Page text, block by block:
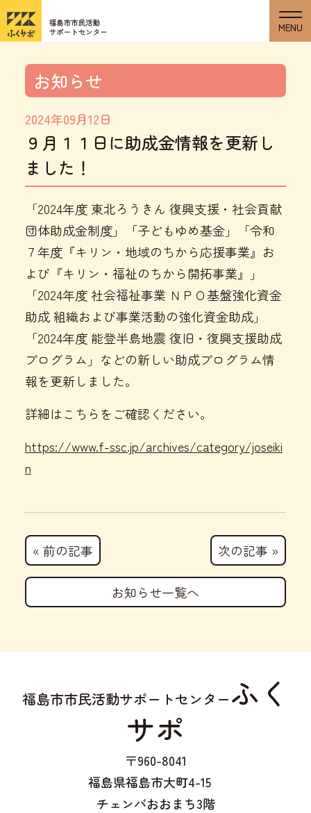
お知らせ
2024年09月12日
９月１１日に助成金情報を更新し
ました！
「2024年度 東北ろうきん 復興支援・社会貢献
団体助成金制度」「子どもゆめ基金」「令和
７年度『キリン・地域のちから応援事業』お
よび『キリン・福祉のちから開拓事業』」
「2024年度 社会福祉事業 ＮＰＯ基盤強化資金
助成 組織および事業活動の強化資金助成」
「2024年度 能登半島地震 復旧・復興支援助成
プログラム」などの新しい助成プログラム情
報を更新しました。
詳細はこちらをご確認ください。
https://www.f-ssc.jp/archives/category/joseiki
n
« 前の記事
お知らせ一覧へ
次の記事 »
福島市市民活動サポートセンターふく
サポ
〒960-8041
福島県福島市大町4-15
チェンバおおまち3階